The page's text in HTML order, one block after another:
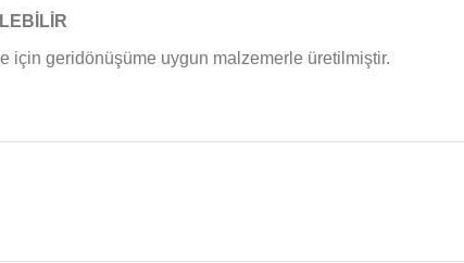
için geridönüşüme uygun malzemerle üretilmiştir.